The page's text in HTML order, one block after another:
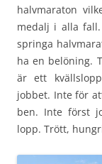
halvmaraton
medalj i alla
springa
ha en belöning.
är ett
jobbet. Inte för
ben. Inte först
lopp. Trött,